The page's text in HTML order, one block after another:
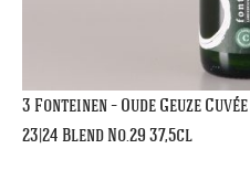
3 Fonteinen – Oude Geuze
23|24 Blend No.29 37,5cl